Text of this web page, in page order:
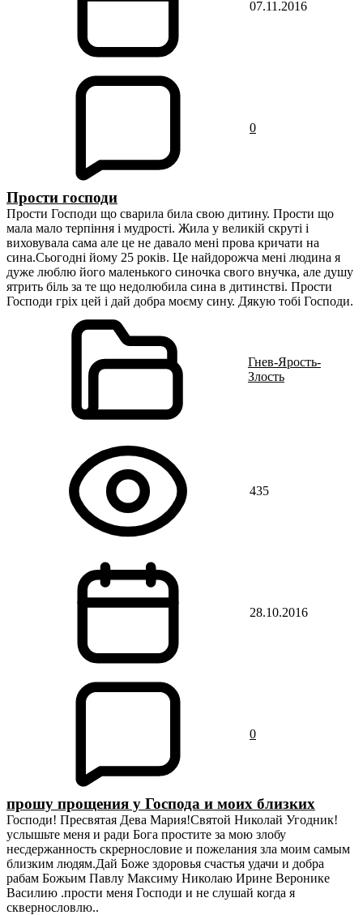
07.11.2016
0
Прости господи
Прости Господи що сварила била свою дитину. Прости що
мала мало терпіння і мудрості. Жила у великій скруті і
виховувала сама але це не давало мені прова кричати на
сина.Сьогодні йому 25 років. Це найдорожча мені людина я
дуже люблю його маленького синочка свого внучка, але душу
ятрить біль за те що недолюбила сина в дитинстві. Прости
Господи гріх цей і дай добра моєму сину. Дякую тобі Господи.
Гнев-Ярость-
Злость
435
28.10.2016
0
прошу прощения у Господа и моих близких
Господи! Пресвятая Дева Мария!Святой Николай Угодник!
услышьте меня и ради Бога простите за мою злобу
несдержанность скрернословие и пожелания зла моим самым
близким людям.Дай Боже здоровья счастья удачи и добра
рабам Божьим Павлу Максиму Николаю Ирине Веронике
Василию .прости меня Господи и не слушай когда я
сквернословлю..